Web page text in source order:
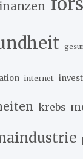
internet
krebs